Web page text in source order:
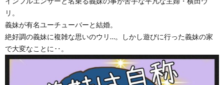
リ。
義妹が有名ユーチューバーと結婚。
絶好調の義妹に複雑な思いのウリ…。しかし遊びに行った義妹の家
で大変なことに‥。